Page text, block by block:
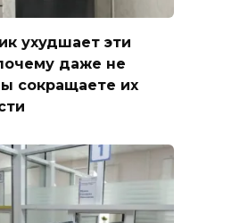
ухудшает эти
даже не
сокращаете их